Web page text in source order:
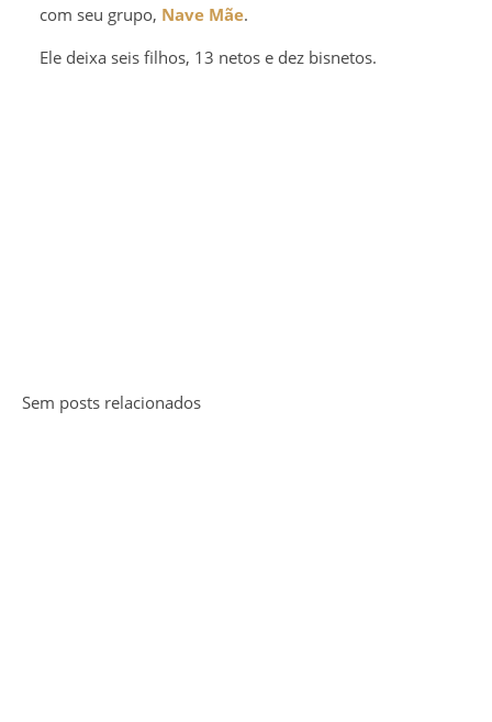
com seu grupo, Nave Mãe.
Ele deixa seis filhos, 13 netos e dez bisnetos.
Sem posts relacionados